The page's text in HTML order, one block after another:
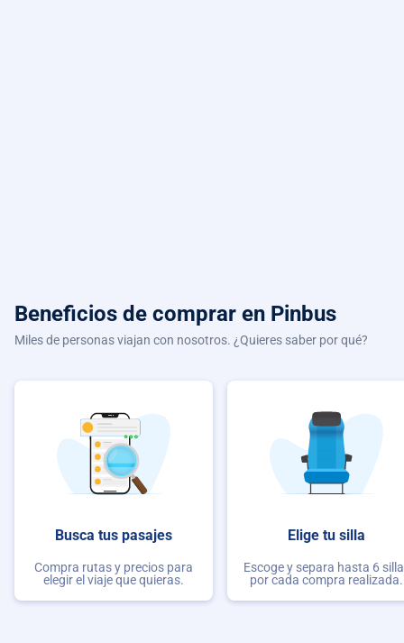
Beneficios de comprar en Pinbus
Miles de personas viajan con nosotros. ¿Quieres saber por qué?
Busca tus pasajes
Compra rutas y precios para
elegir el viaje que quieras.
Elige tu silla
Escoge y separa hasta 6
por cada compra realizada.